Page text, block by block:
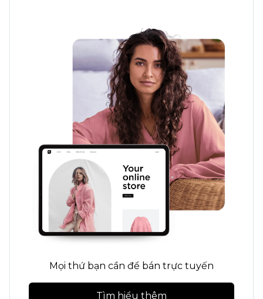
Mọi thứ bạn cần để bán trực tuyến
Tìm hiểu thêm